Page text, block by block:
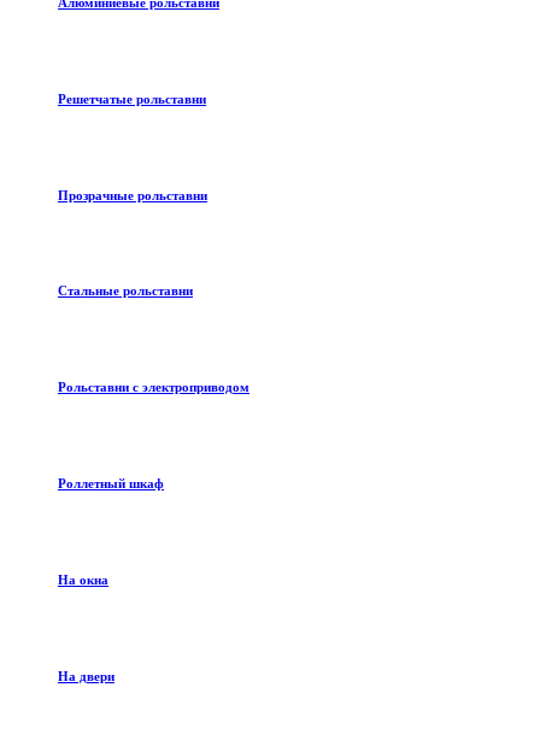
Решетчатые рольставни
Прозрачные рольставни
Стальные рольставни
Рольставни с электроприводом
Роллетный шкаф
На окна
На двери